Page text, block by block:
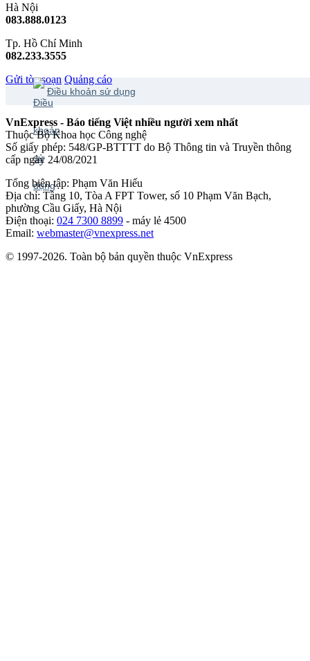
Hà Nội
083.888.0123
Tp. Hồ Chí Minh
082.233.3555
Gửi tòa soạn Quảng cáo
Điều khoản sử dụng
VnExpress - Báo tiếng Việt nhiều người xem nhất
Thuộc Bộ Khoa học Công nghệ
Số giấy phép: 548/GP-BTTTT do Bộ Thông tin và Truyền thông
cấp ngày 24/08/2021
Tổng biên tập: Phạm Văn Hiếu
Địa chỉ: Tầng 10, Tòa A FPT Tower, số 10 Phạm Văn Bạch,
phường Cầu Giấy, Hà Nội
Điện thoại: 024 7300 8899 - máy lẻ 4500
Email: webmaster@vnexpress.net
© 1997-2026. Toàn bộ bản quyền thuộc VnExpress